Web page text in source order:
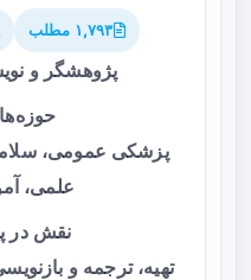
۱,۷۹۳ مطلب
پژوهشگر و
پزشکی عمومی،
علمی،
نقش در
تهیه، ترجمه و